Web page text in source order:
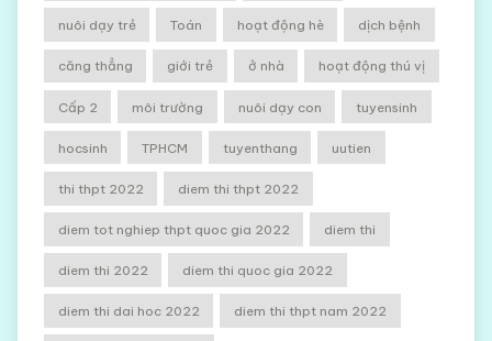
nuôi dạy trẻ Toán hoạt động hè dịch bệnh
căng thẳng giới trẻ ở nhà hoạt động thú vị
Cấp 2 môi trường nuôi dạy con tuyensinh
hocsinh TPHCM tuyenthang uutien
thi thpt 2022 diem thi thpt 2022
diem tot nghiep thpt quoc gia 2022 diem thi
diem thi 2022 diem thi quoc gia 2022
diem thi dai hoc 2022 diem thi thpt nam 2022